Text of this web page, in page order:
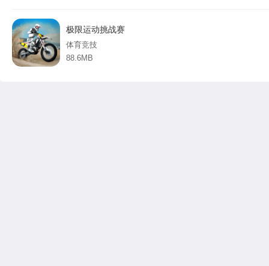
极限运动挑战赛
体育竞技
88.6MB